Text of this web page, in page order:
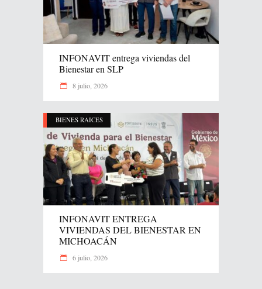
INFONAVIT entrega viviendas del
Bienestar en SLP
8 julio, 2026
BIENES RAICES
INFONAVIT ENTREGA
VIVIENDAS DEL BIENESTAR EN
MICHOACÁN
6 julio, 2026